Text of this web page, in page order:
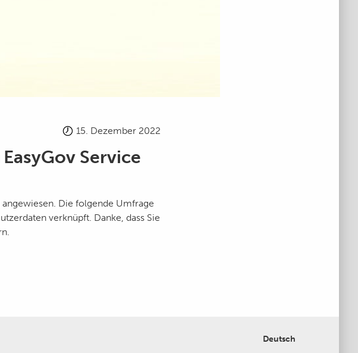
15. Dezember 2022
Service
Die folgende Umfrage
verknüpft. Danke, dass Sie
Deutsch